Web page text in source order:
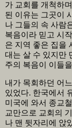
가 교회를 개척하
된 이유는 그곳이
나 그들의 속 사람
복음이라 믿고 시
은 지역 좋은 집을
대는 살 수 있지만
주의 복음이 이들
내가 목회하던 어
있었다. 한국에서
미국에 와서 종교
교만으로 교회의
나 맨 뒷자리에 앉